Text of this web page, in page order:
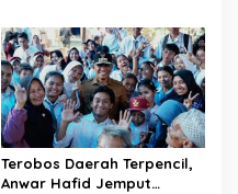
Selamatkan Generasi Emas
Terobos Daerah Terpencil,
Anwar Hafid Jemput